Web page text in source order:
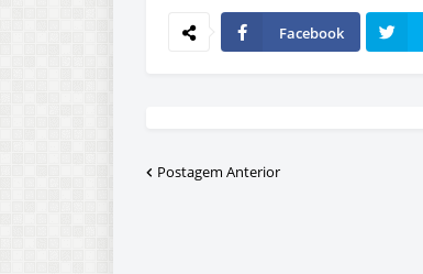
Facebook
Postagem Anterior